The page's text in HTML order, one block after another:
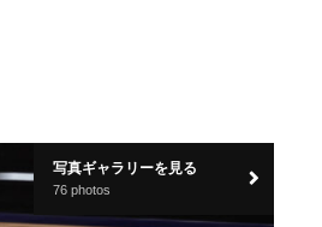
写真ギャラリーを見る
76 photos